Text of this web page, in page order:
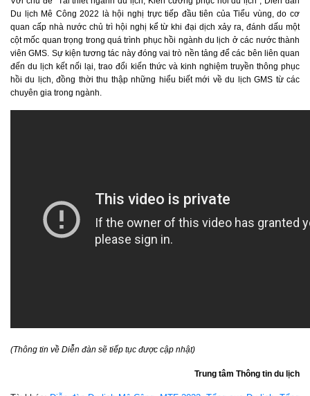
Du lịch Mê Công 2022 là hội nghị trực tiếp đầu tiên của Tiểu vùng, do cơ
quan cấp nhà nước chủ trì hội nghị kể từ khi đại dịch xảy ra, đánh dấu một
cột mốc quan trọng trong quá trình phục hồi ngành du lịch ở các nước thành
viên GMS. Sự kiện tương tác này đóng vai trò nền tảng để các bên liên quan
đến du lịch kết nối lại, trao đổi kiến thức và kinh nghiệm truyền thông phục
hồi du lịch, đồng thời thu thập những hiểu biết mới về du lịch GMS từ các
chuyên gia trong ngành.
(Thông tin về Diễn đàn sẽ tiếp tục được cập nhật)
Trung tâm Thông tin du lịch